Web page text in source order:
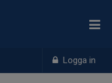
Logga in